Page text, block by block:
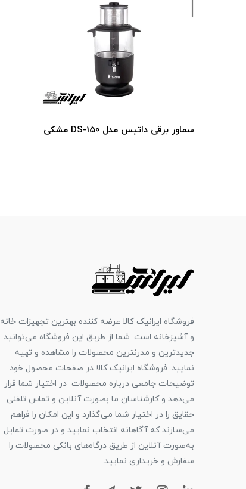
سماور برقی داتیس مدل DS-150 مشکی
فروشگاه ایرانیک کالا عرضه کننده بهترین تجهیزات خانه
و آشپزخانه است. شما از طریق این فروشگاه می‌توانید
جدیدترین و مدرنترین محصولات را مشاهده و تهیه
نمایید. فروشگاه ایرانیک کالا در صفحات محصول خود
توضیحات جامعی درباره محصولات در اختیار شما قرار
می‌دهد و کارشناسان ما بصورت آنلاین و تماس تلفنی
حقایق را در اختیار شما می‌گذارد و این امکان را فراهم
می‌سازند که آگاهانه انتخاب نمایید و در صورت تمایل
به‌صورت آنلاین از طریق درگاه‌های بانکی محصولات را
سفارش و خریداری نمایید.